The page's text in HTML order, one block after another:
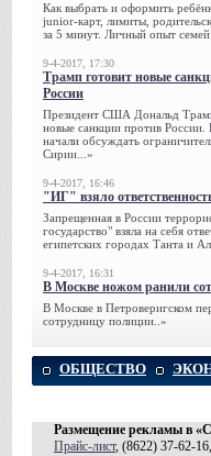
Как выбрать и оформить
junior-карт, лимиты,
за 5 минут. Личный опыт
9-4-2017, 17:30
Трамп готовит новые
России
Президент США Дональд
новые санкции против
начали обсуждать
Сирии...»
9-4-2017, 16:46
"ИГ" взяло
Запрещенная в России
государство" взяла на себя
египетских городах Танта и
9-4-2017, 16:31
В Москве ножом ранили
В Москве в Петроверигском
сотрудницу полиции..»
ОБЩЕСТВО
Размещение рекламы в
Прайс-лист, (8622) 37-62-16,